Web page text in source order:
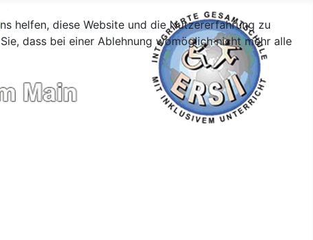
helfen, diese Website und die Nutzererfahrung zu
dass bei einer Ablehnung womöglich nicht mehr alle